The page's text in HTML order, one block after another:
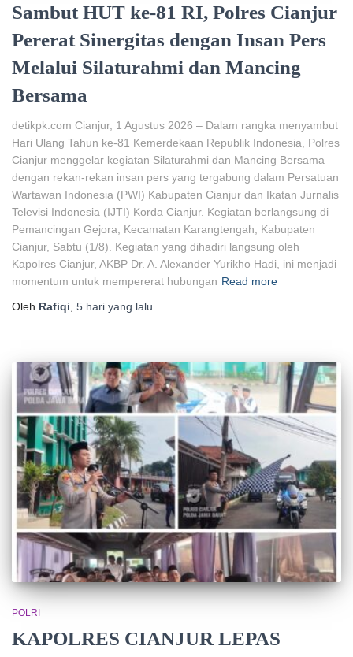
Sambut HUT ke-81 RI, Polres Cianjur
Pererat Sinergitas dengan Insan Pers
Melalui Silaturahmi dan Mancing
Bersama
detikpk.com Cianjur, 1 Agustus 2026 – Dalam rangka menyambut
Hari Ulang Tahun ke-81 Kemerdekaan Republik Indonesia, Polres
Cianjur menggelar kegiatan Silaturahmi dan Mancing Bersama
dengan rekan-rekan insan pers yang tergabung dalam Persatuan
Wartawan Indonesia (PWI) Kabupaten Cianjur dan Ikatan Jurnalis
Televisi Indonesia (IJTI) Korda Cianjur. Kegiatan berlangsung di
Pemancingan Gejora, Kecamatan Karangtengah, Kabupaten
Cianjur, Sabtu (1/8). Kegiatan yang dihadiri langsung oleh
Kapolres Cianjur, AKBP Dr. A. Alexander Yurikho Hadi, ini menjadi
momentum untuk mempererat hubungan Read more
Oleh Rafiqi 5 hari yang lalu
POLRI
KAPOLRES CIANJUR LEPAS